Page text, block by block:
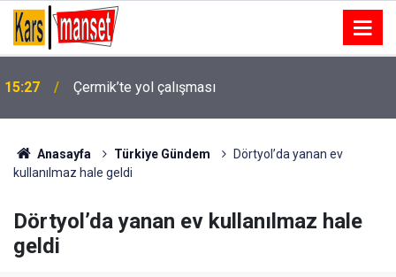
15:27 Çermik’te yol çalışması
Anasayfa Türkiye Gündem
Dörtyol’da yanan ev
kullanılmaz hale geldi
Dörtyol’da yanan ev kullanılmaz hale
geldi